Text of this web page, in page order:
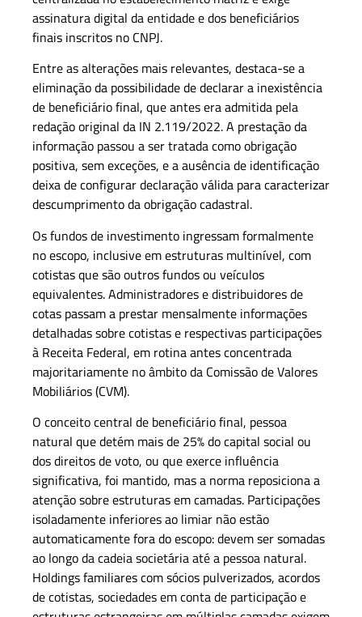
assinatura digital da entidade e dos beneficiários
finais inscritos no CNPJ.
Entre as alterações mais relevantes, destaca-se a
eliminação da possibilidade de declarar a inexistência
de beneficiário final, que antes era admitida pela
redação original da IN 2.119/2022. A prestação da
informação passou a ser tratada como obrigação
positiva, sem exceções, e a ausência de identificação
deixa de configurar declaração válida para caracterizar
descumprimento da obrigação cadastral.
Os fundos de investimento ingressam formalmente
no escopo, inclusive em estruturas multinível, com
cotistas que são outros fundos ou veículos
equivalentes. Administradores e distribuidores de
cotas passam a prestar mensalmente informações
detalhadas sobre cotistas e respectivas participações
à Receita Federal, em rotina antes concentrada
majoritariamente no âmbito da Comissão de Valores
Mobiliários (CVM).
O conceito central de beneficiário final, pessoa
natural que detém mais de 25% do capital social ou
dos direitos de voto, ou que exerce influência
significativa, foi mantido, mas a norma reposiciona a
atenção sobre estruturas em camadas. Participações
isoladamente inferiores ao limiar não estão
automaticamente fora do escopo: devem ser somadas
ao longo da cadeia societária até a pessoa natural.
Holdings familiares com sócios pulverizados, acordos
de cotistas, sociedades em conta de participação e